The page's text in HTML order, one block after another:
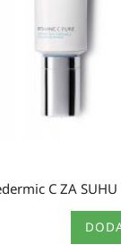
C ZA